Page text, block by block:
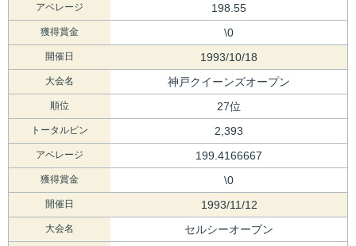
アベレージ 198.55
獲得賞金 \0
開催日 1993/10/18
大会名 神戸クイーンズオープン
順位 27位
トータルピン 2,393
アベレージ 199.4166667
獲得賞金 \0
開催日 1993/11/12
大会名 セルシーオープン